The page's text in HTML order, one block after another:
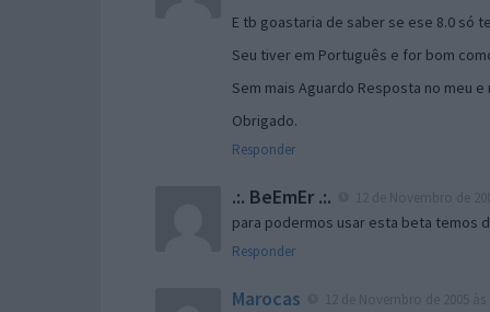
E tb goastaria de saber se ese 8.0 só
Seu tiver em Português e for bom
Sem mais Aguardo Resposta no meu e
Obrigado.
Responder
.:. BeEmEr .:.
para podermos usar esta beta temos
Responder
Marocas